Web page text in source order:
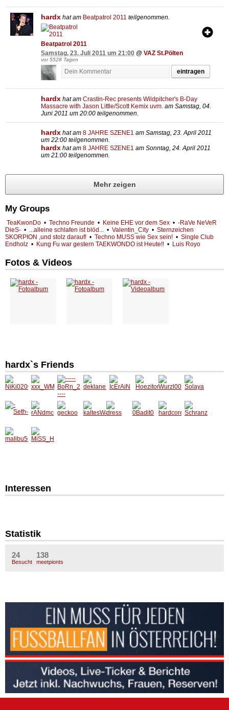
hardx hat am Beatpatrol 2011 teilgenommen.
Beatpatrol 2011
Samstag, 23. Juli 2011 um 21:00 @ VAZ St.Pölten
vor 5528 Tagen
eintragen
hardx hat am Crastin-Rec presents Wildpitcher's B-Day
Massacre with Jason Little/Scott Kemix uvm. am Samstag, 04.
Juni 2011 um 20:00 teilgenommen.
hardx hat am 8 JAHRE SZENE1 am Samstag, 23. April 2011
um 22:00 teilgenommen.
hardx hat am 8 JAHRE SZENE1 am Sonntag, 24. April 2011
um 21:00 teilgenommen.
Mehr zeigen
My Groups
TeaKwonDo • Techno Freunde • Keine EHE vor dem Sex • -RaVe NeVeR
DieS- • ...alleine schlafen ist blöd... • Valentin_City • Sternzeichen
SKORPION ,und stolz darauf! • Techno MUSS wie Sex sein! • Single Club
Endholz • Kung Fu war gestern TAEKWONDO ist Heute!! • Luis Royo
Fotos & Videos
hardx`s Friends
Interessen
Statistik
24
Besucht
138
meetpionts